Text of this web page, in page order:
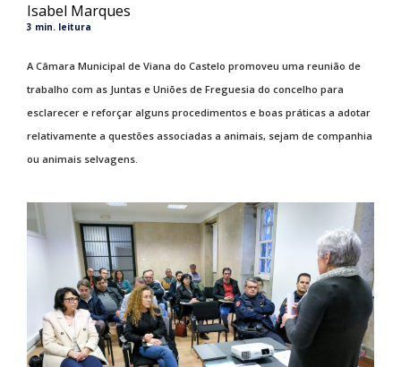
Isabel Marques
3 min. leitura
A Câmara Municipal de Viana do Castelo promoveu uma reunião de
trabalho com as Juntas e Uniões de Freguesia do concelho para
esclarecer e reforçar alguns procedimentos e boas práticas a adotar
relativamente a questões associadas a animais, sejam de companhia
ou animais selvagens.